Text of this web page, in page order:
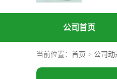
公司首页
当前位置： 首页 > 公司动